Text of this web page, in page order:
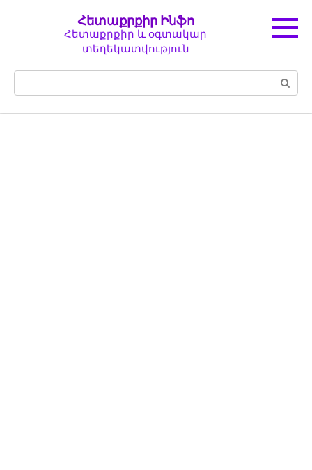
Հետաքրքիր Ինֆո
Հետաքրքիր և օգտակար
տեղեկատվություն